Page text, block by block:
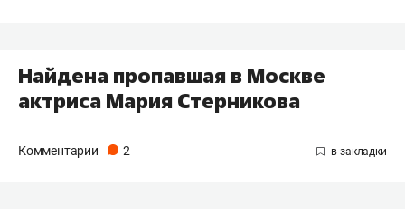
Найдена пропавшая в Москве
актриса Мария Стерникова
Комментарии 2